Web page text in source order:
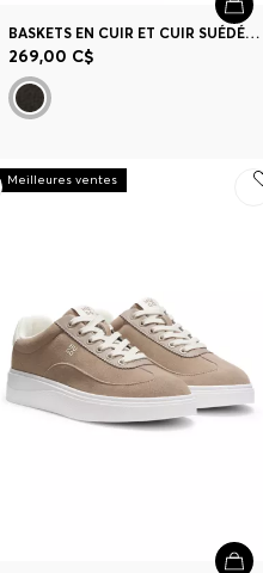
BASKETS EN CUIR ET CUIR SUÉDÉ AVEC DÉTAILS À IMPRIMÉ PYTHON
269,00 C$
Meilleures ventes